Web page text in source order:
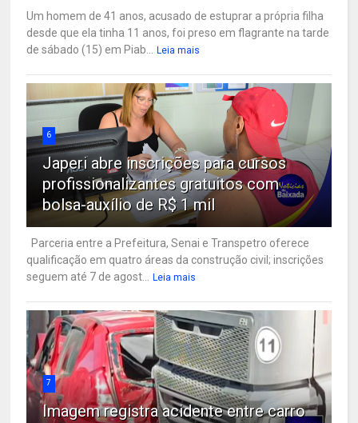
Um homem de 41 anos, acusado de estuprar a própria filha
desde que ela tinha 11 anos, foi preso em flagrante na tarde
de sábado (15) em Piab...
Leia mais
6
Japeri abre inscrições para cursos
profissionalizantes gratuitos com
bolsa-auxílio de R$ 1 mil
Parceria entre a Prefeitura, Senai e Transpetro oferece
qualificação em quatro áreas da construção civil; inscrições
seguem até 7 de agost...
Leia mais
7
Imagem registra acidente entre carro